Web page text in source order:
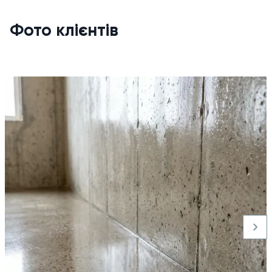
Густина: 1.36–1.47 кг/м?
150–300 г/м? на шар (залежно від пористості
основи)
Час висихання поверхневого шару: 5–10 хвилин
Повне висихання:
Температура нанесення: від +5 °C
Розбавник:вода (для просочення — 1:2 або 1:3)
Термін придатності: 12 місяців у щільно закритій тарі
Країна виробництва: Україна
Як наносити
Фото клієнтів